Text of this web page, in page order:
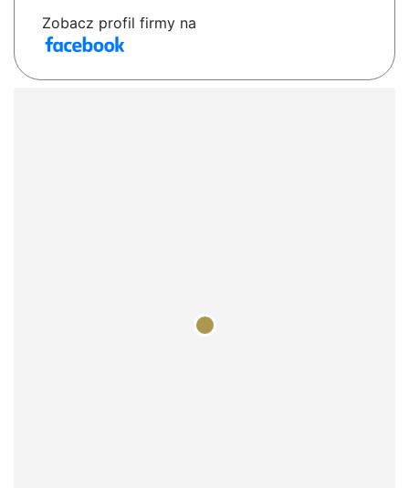
Zobacz profil firmy na